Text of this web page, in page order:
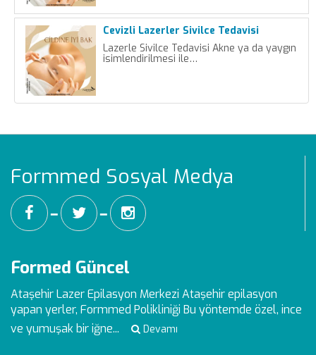
Cevizli Lazerler Sivilce Tedavisi
Lazerle Sivilce Tedavisi Akne ya da yaygın
isimlendirilmesi ile…
Formmed Sosyal Medya
━ ━
Formed Güncel
Ataşehir Lazer Epilasyon Merkezi Ataşehir epilasyon
yapan yerler, Formmed Polikliniği Bu yöntemde özel, ince
ve yumuşak bir iğne...
Devamı